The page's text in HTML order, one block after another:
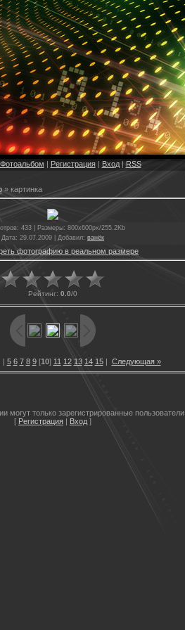
Фотоальбом | Регистрация| Вход|RSS
» картинка
: 433 | Размеры: 800x600px/255.2Kb
Дата: 29.07.2009 | Добавил: ванёк
фотографию в реальном размере
Рейтинг: 0.0/0
5 6 7 8 9[10] 11 12 13 14 15| Следующая »
могут только зарегистрированные пользователи.
[ Регистрация Вход ]